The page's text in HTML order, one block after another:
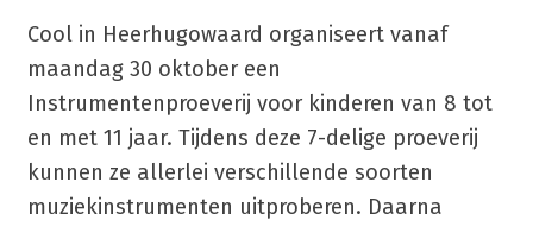
Cool in Heerhugowaard organiseert vanaf
maandag 30 oktober een
Instrumentenproeverij voor kinderen van 8 tot
en met 11 jaar. Tijdens deze 7-delige proeverij
kunnen ze allerlei verschillende soorten
muziekinstrumenten uitproberen. Daarna